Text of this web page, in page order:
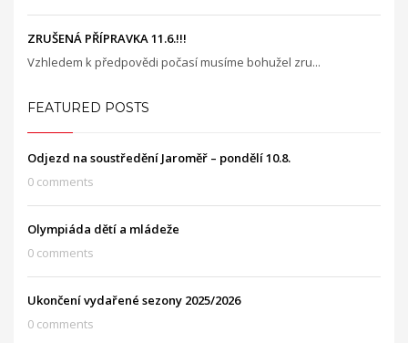
ZRUŠENÁ PŘÍPRAVKA 11.6.!!!
Vzhledem k předpovědi počasí musíme bohužel zru...
FEATURED POSTS
Odjezd na soustředění Jaroměř – pondělí 10.8.
0 comments
Olympiáda dětí a mládeže
0 comments
Ukončení vydařené sezony 2025/2026
0 comments